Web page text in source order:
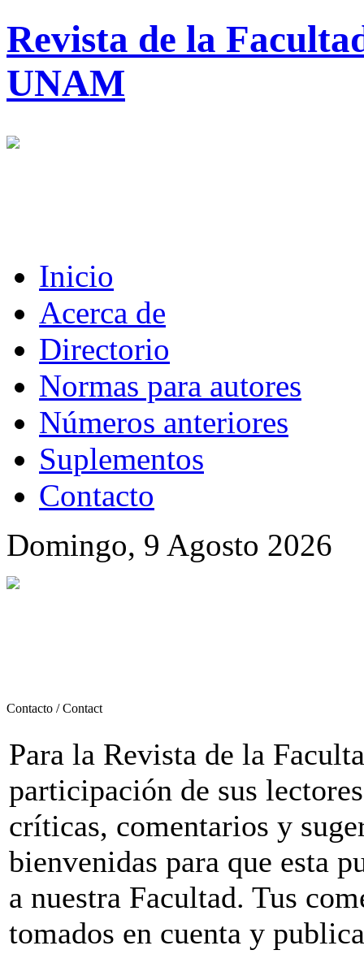
Revista de la
UNAM
Inicio
Acerca de
Directorio
Normas para autores
Números anteriores
Suplementos
Contacto
Domingo, 9 Agosto 2026
Contacto / Contact
Para la Revista de la
participación de sus
críticas, comentarios y
bienvenidas para que esta
a nuestra Facultad. Tus
tomados en cuenta y